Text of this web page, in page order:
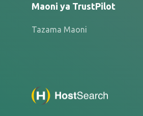
Maoni ya TrustPilot
Tazama Maoni